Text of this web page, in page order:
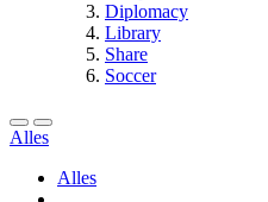
Diplomacy
Library
Share
Soccer
Alles
Alles